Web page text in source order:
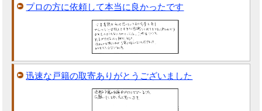
プロの方に依頼して本当に良かったです
迅速な戸籍の取寄ありがとうございました